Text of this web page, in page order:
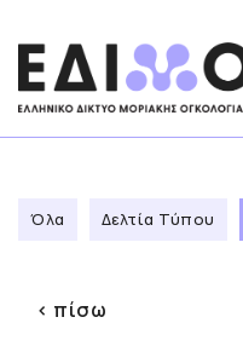
to
content
Όλα Δελτία Τύπου
< πίσω